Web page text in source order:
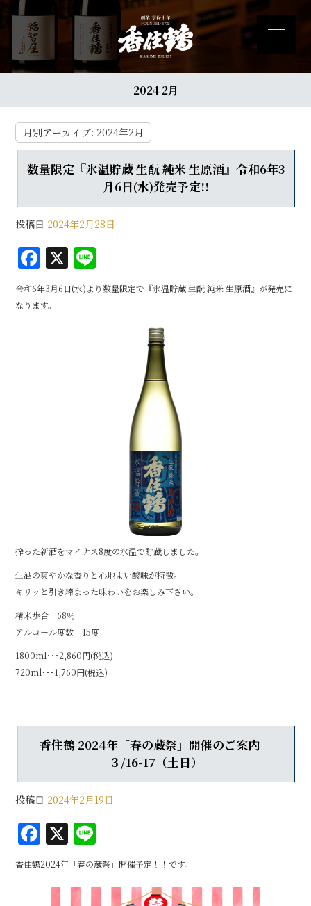
2024 2月
月別アーカイブ: 2024年2月
数量限定『氷温貯蔵 生酛 純米 生原酒』令和6年3
月6日(水)発売予定!!
投稿日 2024年2月28日
F
a
c
X
n
e
令和6年3月6日(水)より数量限定で『氷温貯蔵 生酛 純米 生原酒』が発売に
なります。
搾った新酒をマイナス8度の氷温で貯蔵しました。
生酒の爽やかな香りと心地よい酸味が特徴。
キリッと引き締まった味わいをお楽しみ下さい。
精米歩合 68％
アルコール度数 15度
1800ml･･･2,860円(税込)
720ml･･･1,760円(税込)
香住鶴 2024年「春の蔵祭」開催のご案内
３/16-17（土日）
投稿日 2024年2月19日
F
a
c
X
n
e
香住鶴2024年「春の蔵祭」開催予定！！です。